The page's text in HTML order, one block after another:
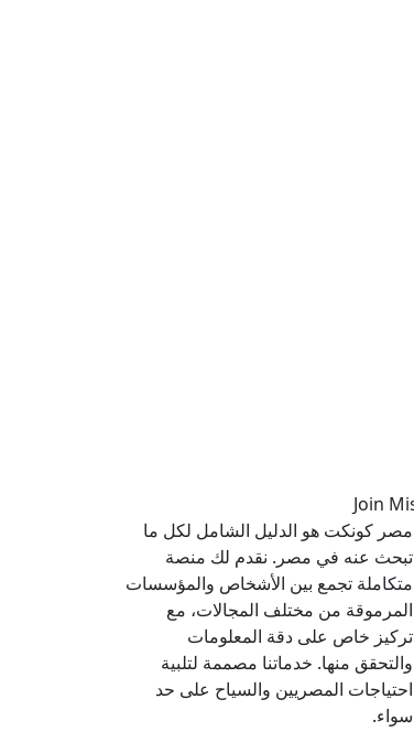
مصر كونكت هو الدليل الشامل لكل ما
تبحث عنه في مصر. نقدم لك منصة
متكاملة تجمع بين الأشخاص والمؤسسات
المرموقة من مختلف المجالات، مع
تركيز خاص على دقة المعلومات
والتحقق منها. خدماتنا مصممة لتلبية
احتياجات المصريين والسياح على حد
سواء.